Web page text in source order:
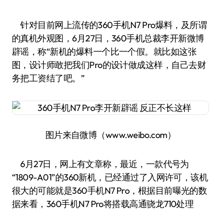
针对目前网上流传的360手机N7 Pro爆料，及所谓
的真机外观图，6月27日，360手机总裁李开新微博
辟谣，称“新机的爆料一个比一个假。就比如这张
图，设计师敢把我们Pro的设计做成这样，自己去财
务把工资结了吧。”
图片来自微博（www.weibo.com）
6月27日，网上有文章称，最近，一款代号为
“1809-A01”的360新机，已经通过了入网许可，该机
很大的可能就是360手机N7 Pro，根据目前曝光的数
据来看，360手机N7 Pro将搭载高通骁龙710处理